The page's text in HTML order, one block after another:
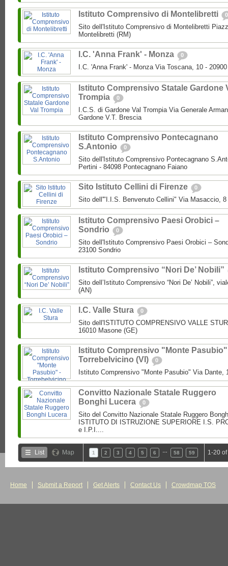
Istituto Comprensivo di Montelibretti 0
Sito dell'Istituto Comprensivo di Montelibretti
Montelibretti (RM)
I.C. 'Anna Frank' - Monza 0
I.C. 'Anna Frank' - Monza Via Toscana, 10 -
Istituto Comprensivo Statale Gardone
Trompia
0
I.C.S. di Gardone Val Trompia Via Generale
Gardone V.T. Brescia
Istituto Comprensivo Pontecagnano
S.Antonio
0
Sito dell'Istituto Comprensivo Pontecagnano
Pertini - 84098 Pontecagnano Faiano
Sito Istituto Cellini di Firenze 0
Sito dell'"I.I.S. Benvenuto Cellini" Via Masaccio, 8
Istituto Comprensivo Paesi Orobici –
Sondrio
0
Sito dell'Istituto Comprensivo Paesi Orobici –
23100 Sondrio
Istituto Comprensivo “Nori De’ Nobili”
Sito dell’Istituto Comprensivo “Nori De’ Nobili”,
(AN)
I.C. Valle Stura 0
Sito dell'ISTITUTO COMPRENSIVO VALLE
16010 Masone (GE)
Istituto Comprensivo "Monte
Torrebelvicino (VI)
0
Istituto Comprensivo "Monte Pasubio" Via Dante,
Convitto Nazionale Statale Ruggero
Bonghi Lucera
0
Sito del Convitto Nazionale Statale Ruggero
ISTITUTO DI ISTRUZIONE SUPERIORE I.S.
e I.P.I....
List Map 1 2 3 4 5 6 58 59 1-20
Home Submit a Report Get Alerts Contact Us Crowdmap TOS